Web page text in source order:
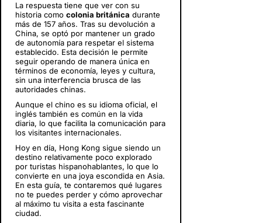
La respuesta tiene que ver con su
historia como colonia británica durante
más de 157 años. Tras su devolución a
China, se optó por mantener un grado
de autonomía para respetar el sistema
establecido. Esta decisión le permite
seguir operando de manera única en
términos de economía, leyes y cultura,
sin una interferencia brusca de las
autoridades chinas.
Aunque el chino es su idioma oficial, el
inglés también es común en la vida
diaria, lo que facilita la comunicación para
los visitantes internacionales.
Hoy en día, Hong Kong sigue siendo un
destino relativamente poco explorado
por turistas hispanohablantes, lo que lo
convierte en una joya escondida en Asia.
En esta guía, te contaremos qué lugares
no te puedes perder y cómo aprovechar
al máximo tu visita a esta fascinante
ciudad.